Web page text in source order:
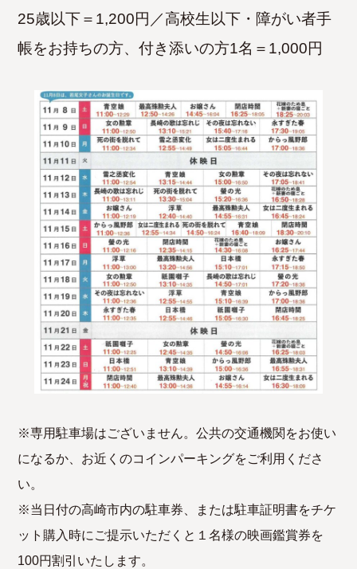
25歳以下＝1,200円／高校生以下・障がい者手
帳をお持ちの方、付き添いの方1名＝1,000円
※専用駐車場はございません。公共の交通機関をお使い
になるか、お近くのコインパーキングをご利用くださ
い。
※当日付の高崎市内の駐車券、または駐車証明書をチケ
ット購入時にご提示いただくと１名様の映画鑑賞券を
100円割引いたします。